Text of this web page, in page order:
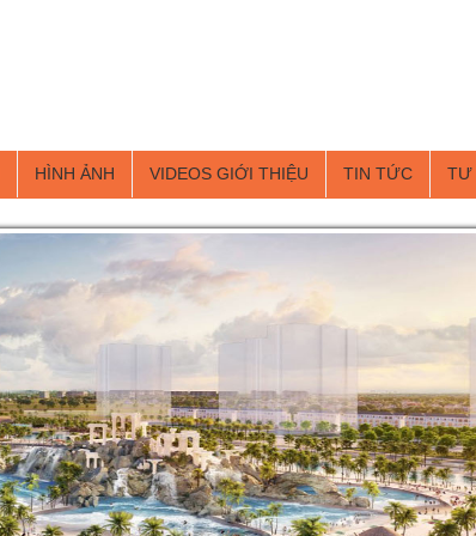
HÌNH ẢNH VIDEOS GIỚI THIỆU TIN TỨC TƯ